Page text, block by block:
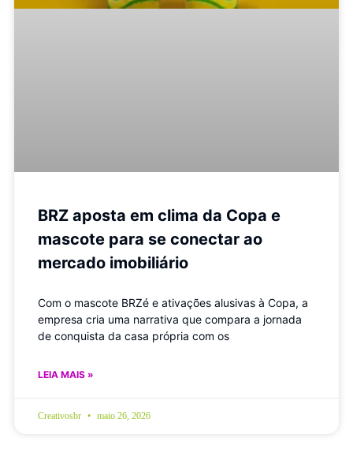
BRZ aposta em clima da Copa e
mascote para se conectar ao
mercado imobiliário
Com o mascote BRZé e ativações alusivas à Copa, a
empresa cria uma narrativa que compara a jornada
de conquista da casa própria com os
LEIA MAIS »
Creativosbr maio 26, 2026